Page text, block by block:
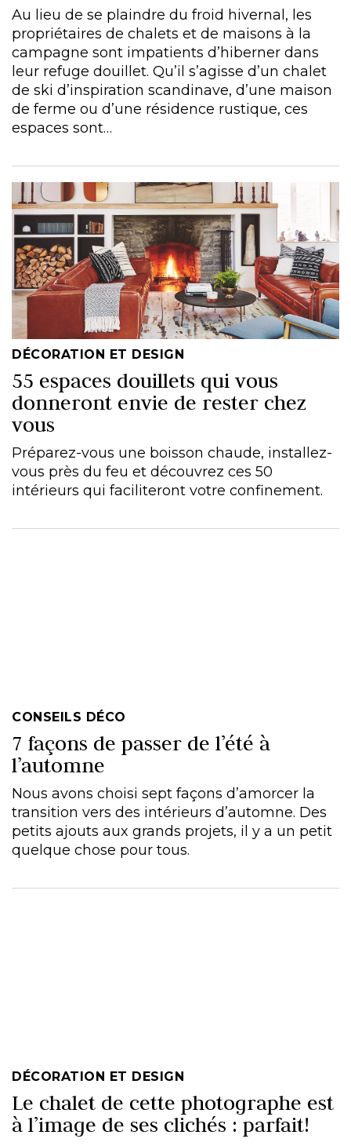
Au lieu de se plaindre du froid hivernal, les
propriétaires de chalets et de maisons à la
campagne sont impatients d’hiberner dans
leur refuge douillet. Qu’il s’agisse d’un chalet
de ski d’inspiration scandinave, d’une maison
de ferme ou d’une résidence rustique, ces
espaces sont…
DÉCORATION ET DESIGN
55 espaces douillets qui vous
donneront envie de rester chez
vous
Préparez-vous une boisson chaude, installez-
vous près du feu et découvrez ces 50
intérieurs qui faciliteront votre confinement.
CONSEILS DÉCO
7 façons de passer de l’été à
l’automne
Nous avons choisi sept façons d’amorcer la
transition vers des intérieurs d’automne. Des
petits ajouts aux grands projets, il y a un petit
quelque chose pour tous.
DÉCORATION ET DESIGN
Le chalet de cette photographe est
à l’image de ses clichés : parfait!